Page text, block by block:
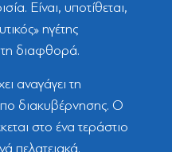
Είναι, υποτίθεται,
ηγέτης
τη διαφθορά.
αναγάγει τη
διακυβέρνησης. Ο
στο ένα τεράστιο